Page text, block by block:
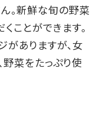
。新鮮な旬の野菜
ことができます。
がありますが、女
菜をたっぷり使